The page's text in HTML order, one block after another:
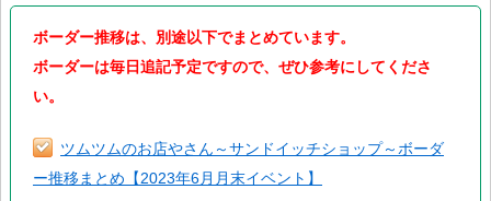
ボーダー推移は、別途以下でまとめています。
ボーダーは毎日追記予定ですので、ぜひ参考にしてくださ
い。
ツムツムのお店やさん～サンドイッチショップ～ボーダ
ー推移まとめ【2023年6月月末イベント】